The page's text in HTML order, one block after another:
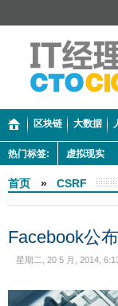
区块链 大数据
热门标签: 虚拟现实
首页 » CSRF
Facebook公
星期二, 20 5 月, 2014,